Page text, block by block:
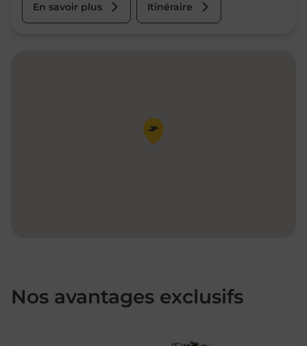
En savoir plus Itinéraire
Pin de la carte
Nos avantages exclusifs